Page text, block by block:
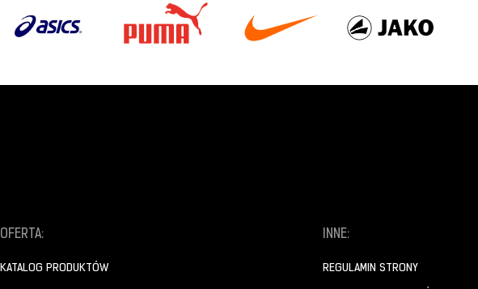
OFERTA:
KATALOG PRODUKTÓW
INNE:
REGULAMIN STRONY